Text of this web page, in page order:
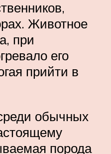
Животное
при
его
прийти в
обычных
порода